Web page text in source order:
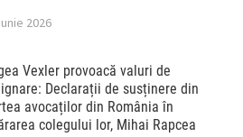
2026
Vexler provoacă valuri de
Declarații de susținere din
avocaților din România în
colegului lor, Mihai Rapcea